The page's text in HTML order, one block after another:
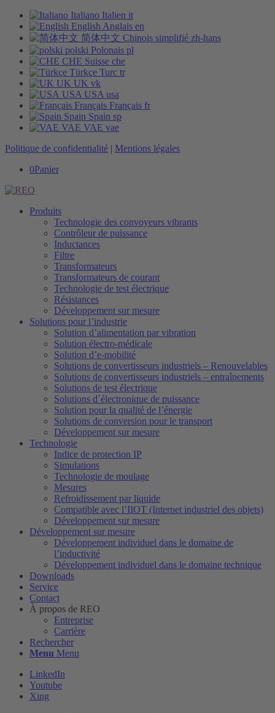
Italiano Italien it
English Anglais en
简体中文 Chinois simplifié zh-hans
polski Polonais pl
CHE Suisse che
Türkçe Turc tr
UK UK vk
USA USA usa
Français Français fr
Spain Spain sp
VAE VAE vae
Politique de confidentialité | Mentions légales
0Panier
Produits
Technologie des convoyeurs vibrants
Contrôleur de puissance
Inductances
Filtre
Transformateurs
Transformateurs de courant
Technologie de test électrique
Résistances
Développement sur mesure
Solutions pour l’industrie
Solution d’alimentation par vibration
Solution électro-médicale
Solution d’e-mobilité
Solutions de convertisseurs industriels – Renouvelables
Solutions de convertisseurs industriels – entraînements
Solutions de test électrique
Solutions d´électronique de puissance
Solution pour la qualité de l’énergie
Solutions de conversion pour le transport
Développement sur mesure
Technologie
Indice de protection IP
Simulations
Technologie de moulage
Mesures
Refroidissement par liquide
Compatible avec l’IIOT (Internet industriel des objets)
Développement sur mesure
Développement sur mesure
Développement individuel dans le domaine de
l’inductivité
Développement individuel dans le domaine technique
Downloads
Service
Contact
À propos de REO
Entreprise
Carrière
Rechercher
Menu Menu
LinkedIn
Youtube
Xing